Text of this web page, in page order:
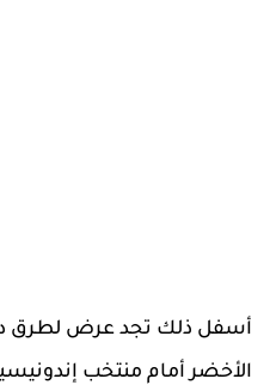
أسفل ذلك تجد عرض لطرق
الأخضر أمام منتخب